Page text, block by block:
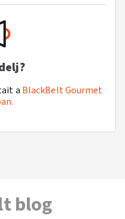
a BlackBelt Gourmet
blog